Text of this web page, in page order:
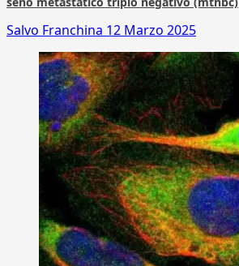
Salvo Franchina 12 Marzo 2025